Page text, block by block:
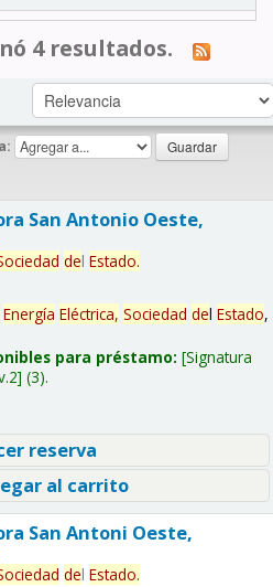
4 resultados.
San Antonio Oeste,
del Estado.
Energía Eléctrica, Sociedad del Estado,
para préstamo: Signatura
(3).
reserva
al carrito
San Antoni Oeste,
del Estado.